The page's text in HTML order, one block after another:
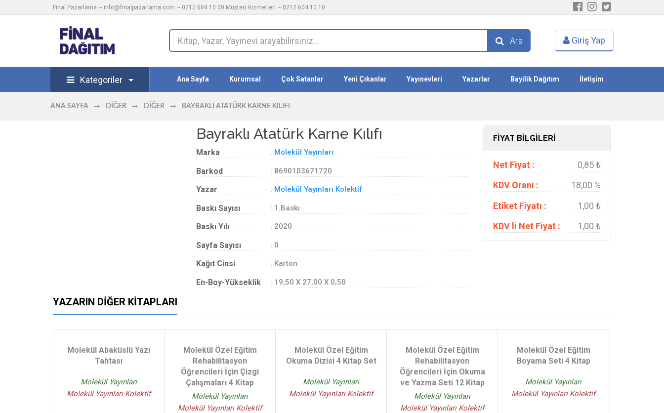
Final Pazarlama ~ info@finalpazarlama.com ~ 0212 604 10 00 Müşteri Hizmetleri ~ 0212 604 10 10
Ara Giriş Yap
Kategoriler Ana Sayfa Kurumsal Çok Satanlar Yeni Çıkanlar Yayınevleri Yazarlar Bayilik Dağıtım İletişim
ANA SAYFA DIĞER DIĞER BAYRAKLI ATATÜRK KARNE KILIFI
Bayraklı Atatürk Karne Kılıfı
Marka : Molekül Yayınları
Barkod : 8690103671720
Yazar : Molekül Yayınları Kolektif
Baskı Sayısı : 1.Baskı
Baskı Yılı : 2020
Sayfa Sayısı : 0
Kağıt Cinsi : Karton
En-Boy-Yükseklik : 19,50 X 27,00 X 0,50
FİYAT BİLGİLERİ
Net Fiyat :
0,85 ₺
KDV Oranı :
18,00 %
Etiket Fiyatı :
1,00 ₺
KDV li Net Fiyat :
1,00 ₺
YAZARIN DIĞER KITAPLARI
Molekül Abaküslü Yazı
Tahtası
Molekül Yayınları
Molekül Yayınları Kolektif
Molekül Özel Eğitim
Rehabilitasyon
Öğrencileri İçin Çizgi
Çalışmaları 4 Kitap
Molekül Yayınları
Molekül Yayınları Kolektif
Molekül Özel Eğitim
Okuma Dizisi 4 Kitap Set
Molekül Yayınları
Molekül Yayınları Kolektif
Molekül Özel Eğitim
Rehabilitasyon
Öğrencileri İçin Okuma
ve Yazma Seti 12 Kitap
Molekül Yayınları
Molekül Yayınları Kolektif
Molekül Özel Eğitim
Boyama Seti 4 Kitap
Molekül Yayınları
Molekül Yayınları Kolektif